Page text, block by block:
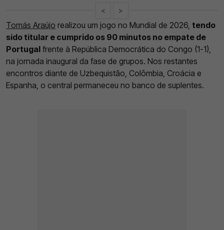
< >
Tomás Araújo realizou um jogo no Mundial de 2026, tendo
sido titular e cumprido os 90 minutos no empate de
Portugal frente à República Democrática do Congo (1-1),
na jornada inaugural da fase de grupos. Nos restantes
encontros diante de Uzbequistão, Colômbia, Croácia e
Espanha, o central permaneceu no banco de suplentes.